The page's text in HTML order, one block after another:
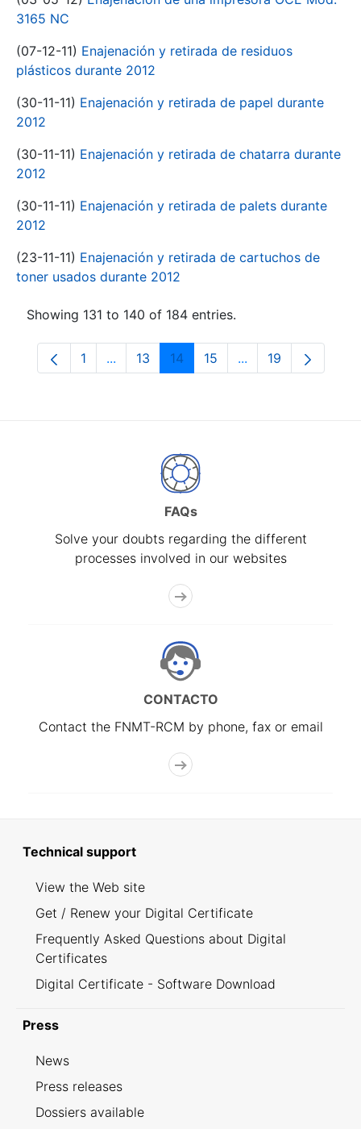
3165 NC
(07-12-11) Enajenación y retirada de residuos
plásticos durante 2012
(30-11-11) Enajenación y retirada de papel durante
2012
(30-11-11) Enajenación y retirada de chatarra durante
2012
(30-11-11) Enajenación y retirada de palets durante
2012
(23-11-11) Enajenación y retirada de cartuchos de
toner usados durante 2012
Showing 131 to 140 of 184 entries.
Page
1 ...Intermediate Pages Use TAB to navigate.
Page
13 Page
14 Page
15 ...Intermediate
Page
19
FAQs
Solve your doubts regarding the different
processes involved in our websites
CONTACTO
Contact the FNMT-RCM by phone, fax or email
Technical support
View the Web site
Get / Renew your Digital Certificate
Frequently Asked Questions about Digital
Certificates
Digital Certificate - Software Download
Press
News
Press releases
Dossiers available